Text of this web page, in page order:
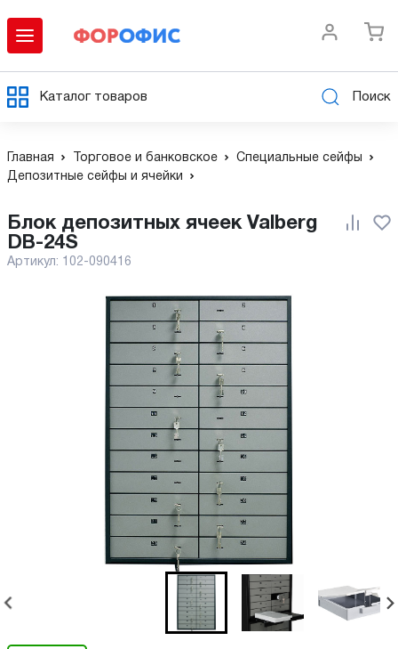
Каталог товаров Поиск
Главная Торговое и банковское
Специальные сейфы
Депозитные сейфы и ячейки
Блок депозитных ячеек Valberg
DB-24S
Артикул: 102-090416